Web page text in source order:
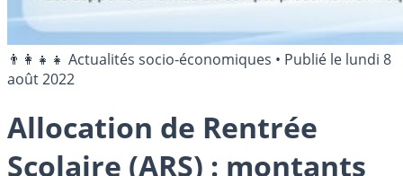
👨‍👩‍👧‍👧 Actualités socio-économiques • Publié le lundi 8
août 2022
Allocation de Rentrée
Scolaire (ARS) : montants